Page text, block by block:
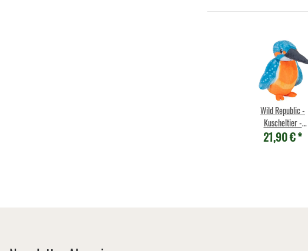
Wild Republic -
Kuscheltier -
Cuddlekins - Eisvogel
21,90 €*